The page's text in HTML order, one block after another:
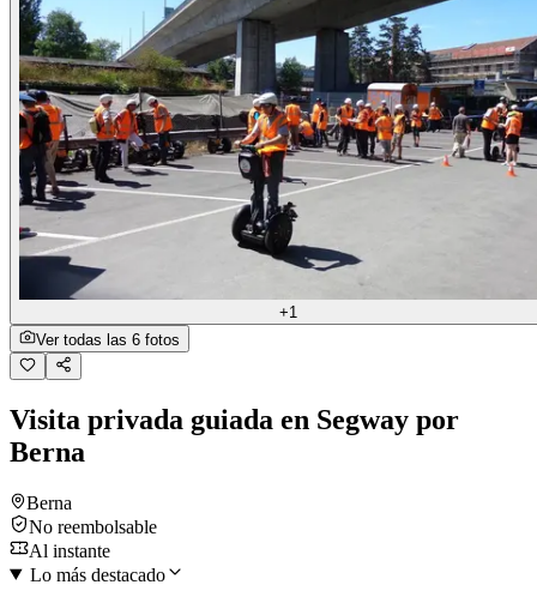
+1
Ver todas las 6 fotos
Visita privada guiada en Segway por
Berna
Berna
No reembolsable
Al instante
Lo más destacado